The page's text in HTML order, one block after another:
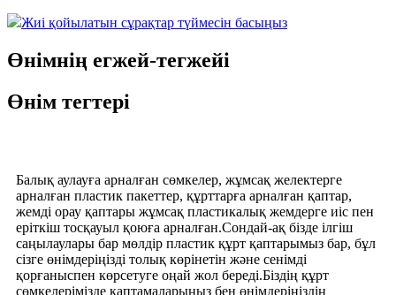
Жиі қойылатын сұрақтар түймесін басыңыз
Өнімнің егжей-тегжейі
Өнім тегтері
Балық аулауға арналған сөмкелер, жұмсақ желектерге
арналған пластик пакеттер, құрттарға арналған қаптар,
жемді орау қаптары жұмсақ пластикалық жемдерге иіс пен
еріткіш тосқауыл қоюға арналған.Сондай-ақ бізде ілгіш
саңылаулары бар мөлдір пластик құрт қаптарымыз бар, бұл
сізге өнімдеріңізді толық көрінетін және сенімді
қорғаныспен көрсетуге оңай жол береді.Біздің құрт
сөмкелерімізде қаптамаларыңыз бен өнімдеріңіздің